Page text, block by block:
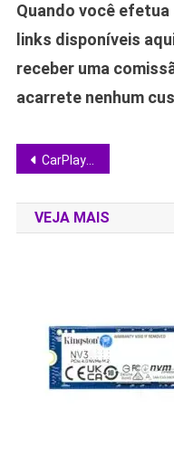
Quando você
links disponíveis
receber uma
acarrete nenhum
Navegação
de
Post
CarPlay recebe vídeos e IA: entenda as mudanças do iOS 26.4 no painel do carro
VEJA MAIS